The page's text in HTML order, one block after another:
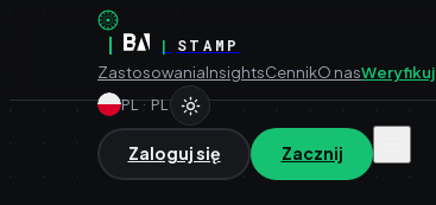
| |
STAMP
ZastosowaniaInsightsCennikO nasWeryfikuj
PL·PL
Zaloguj się Zacznij